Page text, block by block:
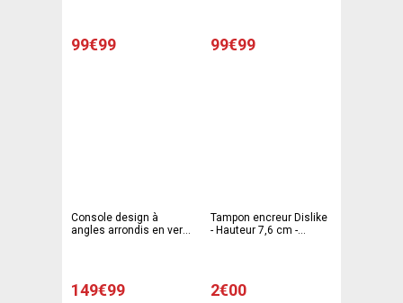
99€99 99€99
Console design à
angles arrondis en verre
149€99
Tampon encreur Dislike
- Hauteur 7,6 cm -
2€00